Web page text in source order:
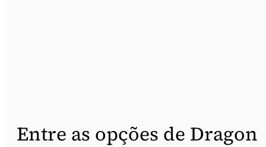
Entre as opções de Dragon